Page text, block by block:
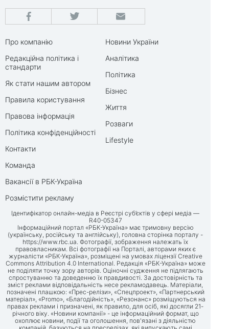
Про компанію
Редакційна політика і
стандарти
Як стати нашим автором
Правила користування
Правова інформація
Політика конфіденційності
Контакти
Команда
Вакансії в РБК-Україна
Розмістити рекламу
Новини України
Аналітика
Політика
Бізнес
Життя
Розваги
Lifestyle
Ідентифікатор онлайн-медіа в Реєстрі суб’єктів у сфері медіа —
R40-05347
Інформаційний портал «РБК-Україна» має тримовну версію
(українську, російську та англійську), головна сторінка порталу -
https://www.rbc.ua. Фотографії, зображення належать їх
правовласникам. Всі фотографії на Порталі, авторами яких є
журналісти «РБК-Україна», розміщені на умовах ліцензії Creative
Commons Attribution 4.0 International. Редакція «РБК-Україна» може
не поділяти точку зору авторів. Оціночні судження не підлягають
спростуванню та доведенню їх правдивості. За достовірність та
зміст реклами відповідальність несе рекламодавець. Матеріали,
позначені плашкою: «Прес-релізи», «Спецпроект», «Партнерський
матеріал», «Promo», «Благодійність», «Резонанс» розміщуються на
правах реклами і призначені, як правило, для осіб, які досягли 21-
річного віку. «Новини компанії» - це інформаційний формат, що
охоплює новини, події та оголошення, пов'язані з діяльністю